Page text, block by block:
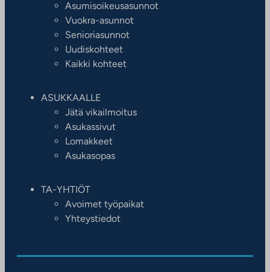
Asumisoikeusasunnot
Vuokra-asunnot
Senioriasunnot
Uudiskohteet
Kaikki kohteet
ASUKKAALLE
Jätä vikailmoitus
Asukassivut
Lomakkeet
Asukasopas
TA-YHTIÖT
Avoimet työpaikat
Yhteystiedot